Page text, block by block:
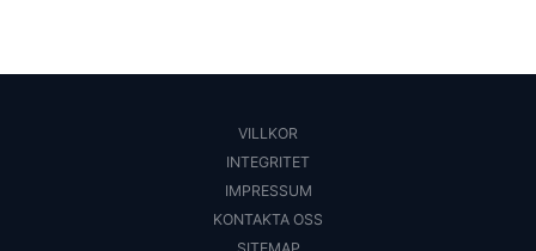
VILLKOR
INTEGRITET
IMPRESSUM
KONTAKTA OSS
SITEMAP